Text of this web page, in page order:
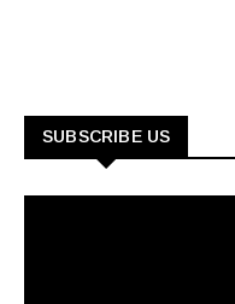
SUBSCRIBE US